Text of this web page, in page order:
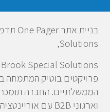
Solutions,
פרויקטים בוטיק המתמחה
וארגוני B2B עם אוריינטציה ממשלתית.